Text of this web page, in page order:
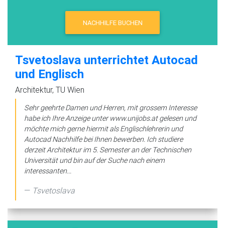
NACHHILFE BUCHEN
Tsvetoslava unterrichtet Autocad
und Englisch
Architektur, TU Wien
Sehr geehrte Damen und Herren, mit grossem Interesse
habe ich Ihre Anzeige unter www.unijobs.at gelesen und
möchte mich gerne hiermit als Englischlehrerin und
Autocad Nachhilfe bei Ihnen bewerben. Ich studiere
derzeit Architektur im 5. Semester an der Technischen
Universität und bin auf der Suche nach einem
interessanten...
Tsvetoslava